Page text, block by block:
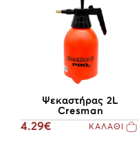
Ψεκαστήρας 2L
Cresman
4.29€ ΚΑΛΑΘΙ